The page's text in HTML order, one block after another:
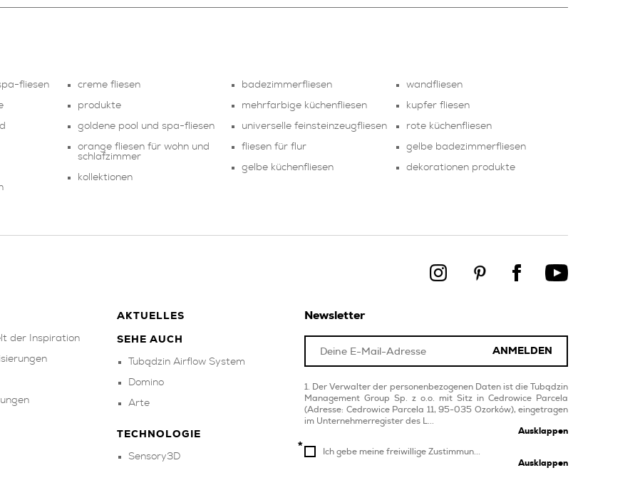
fliesen creme fliesen
produkte
goldene pool und spa-fliesen
orange fliesen für wohn und
schlafzimmer
kollektionen
badezimmerfliesen
mehrfarbige küchenfliesen
universelle feinsteinzeugfliesen
fliesen für flur
gelbe küchenfliesen
wandfliesen
kupfer fliesen
rote küchenfliesen
gelbe badezimmerfliesen
dekorationen produkte
der Inspiration
AKTUELLES
SEHE AUCH
Tubądzin Airflow System
Domino
Arte
TECHNOLOGIE
Sensory3D
Newsletter
ANMELDEN
Der Verwalter der personenbezogenen Daten ist die Tubądzin
Management Group Sp. z o.o. mit Sitz in Cedrowice Parcela
(Adresse: Cedrowice Parcela 11, 95-035 Ozorków), eingetragen
im Unternehmerregister des L...
Ausklappen
Ich gebe meine freiwillige Zustimmun...
Ausklappen